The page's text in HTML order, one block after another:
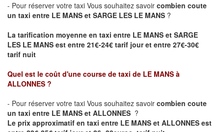
- Pour réserver votre taxi Vous souhaitez savoir combien coute
un taxi entre LE MANS et SARGE LES LE MANS ?
La tarification moyenne en taxi entre LE MANS et SARGE
LES LE MANS est entre 21€-24€ tarif jour et entre 27€-30€
tarif nuit
Quel est le coût d'une course de taxi de LE MANS à
ALLONNES ?
- Pour réserver votre taxi Vous souhaitez savoir combien coute
un taxi entre LE MANS et ALLONNES ?
Le prix approximatif en taxi entre LE MANS et ALLONNES est